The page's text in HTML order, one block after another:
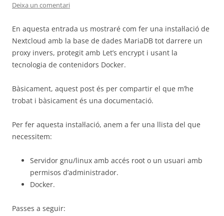
Deixa un comentari
En aquesta entrada us mostraré com fer una instal·lació de
Nextcloud amb la base de dades MariaDB tot darrere un
proxy invers, protegit amb Let’s encrypt i usant la
tecnologia de contenidors Docker.
Bàsicament, aquest post és per compartir el que m’he
trobat i bàsicament és una documentació.
Per fer aquesta instal·lació, anem a fer una llista del que
necessitem:
Servidor gnu/linux amb accés root o un usuari amb
permisos d’administrador.
Docker.
Passes a seguir: